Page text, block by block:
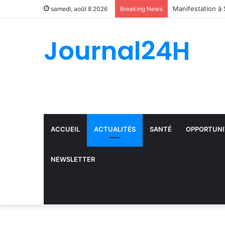
samedi, août 8 2026 Breaking News
Journal24H
ACCUEIL ACTUALITÉS SANTÉ
NEWSLETTER